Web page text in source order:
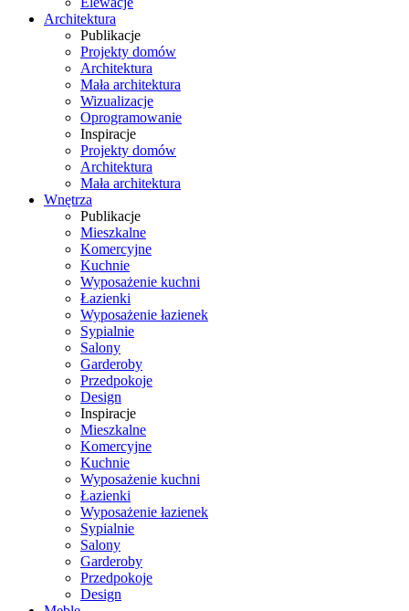
Architektura
Publikacje
Projekty domów
Architektura
Mała architektura
Wizualizacje
Oprogramowanie
Inspiracje
Projekty domów
Architektura
Mała architektura
Wnętrza
Publikacje
Mieszkalne
Komercyjne
Kuchnie
Wyposażenie kuchni
Łazienki
Wyposażenie łazienek
Sypialnie
Salony
Garderoby
Przedpokoje
Design
Inspiracje
Mieszkalne
Komercyjne
Kuchnie
Wyposażenie kuchni
Łazienki
Wyposażenie łazienek
Sypialnie
Salony
Garderoby
Przedpokoje
Design